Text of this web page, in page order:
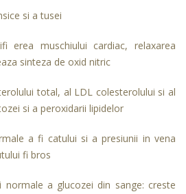
si a tusei
erea muschiului cardiac, relaxarea
sinteza de oxid nitric
total, al LDL colesterolului si al
si a peroxidarii lipidelor
a fi catului si a presiunii in vena
fi bros
normale a glucozei din sange: creste